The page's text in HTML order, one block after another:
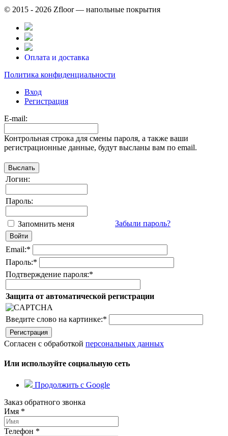
© 2015 - 2026 Zfloor — напольные покрытия
Оплата и доставка
Политика конфиденциальности
Вход
Регистрация
E-mail:
Контрольная строка для смены пароля, а также ваши
регистрационные данные, будут высланы вам по email.
Логин:
Пароль:
Запомнить меня Забыли пароль?
Email:*
Пароль:*
Подтверждение пароля:*
Защита от автоматической регистрации
Введите слово на картинке:*
Согласен с обработкой персональных данных
Или используйте социальную сеть
Продолжить с Google
Заказ обратного звонка
Имя *
Телефон *